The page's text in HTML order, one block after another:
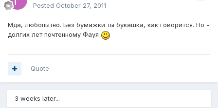
Posted October 27, 2011
Мда, любопытно. Без бумажки ты букашка, как говорится. Но -
долгих лет почтенному Фауя
Quote
3 weeks later...